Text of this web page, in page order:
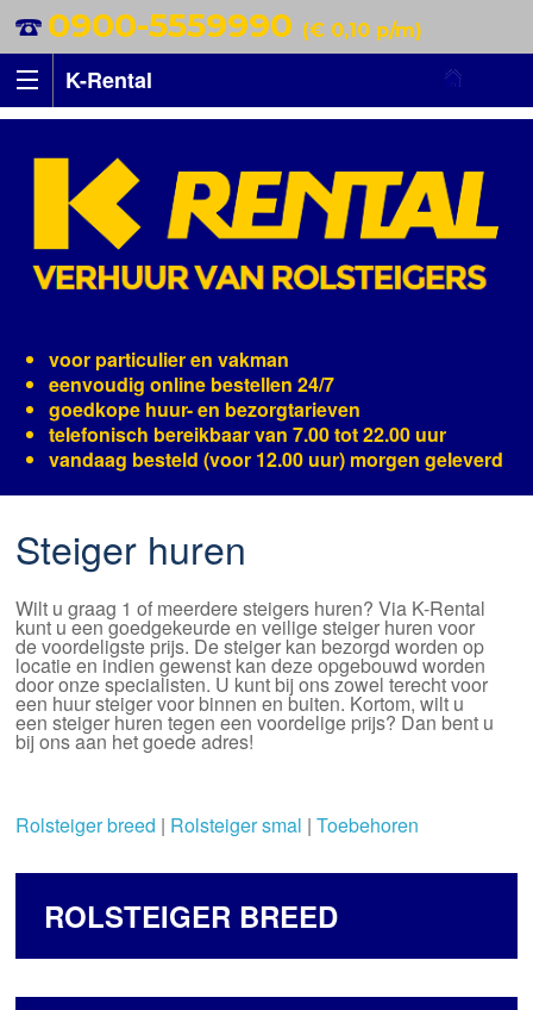
0900-5559990 (€ 0,10 p/m)
K-Rental
voor particulier en vakman
eenvoudig online bestellen 24/7
goedkope huur- en bezorgtarieven
telefonisch bereikbaar van 7.00 tot 22.00 uur
vandaag besteld (voor 12.00 uur) morgen geleverd
Steiger huren
Wilt u graag 1 of meerdere steigers huren? Via K-Rental
kunt u een goedgekeurde en veilige steiger huren voor
de voordeligste prijs. De steiger kan bezorgd worden op
locatie en indien gewenst kan deze opgebouwd worden
door onze specialisten. U kunt bij ons zowel terecht voor
een huur steiger voor binnen en buiten. Kortom, wilt u
een steiger huren tegen een voordelige prijs? Dan bent u
bij ons aan het goede adres!
Rolsteiger breed | Rolsteiger smal |Toebehoren
ROLSTEIGER BREED